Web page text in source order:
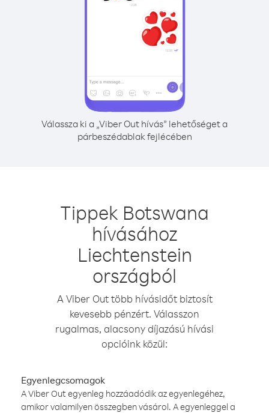
Válassza ki a „Viber Out hívás” lehetőséget a
párbeszédablak fejlécében
Tippek Botswana
hívásához
Liechtenstein
országból
A Viber Out több hívásidőt biztosít
kevesebb pénzért. Válasszon
rugalmas, alacsony díjazású hívási
opcióink közül:
Egyenlegcsomagok
A Viber Out egyenleg hozzáadódik az egyenlegéhez,
amikor valamilyen összegben vásárol. A egyenleggel a